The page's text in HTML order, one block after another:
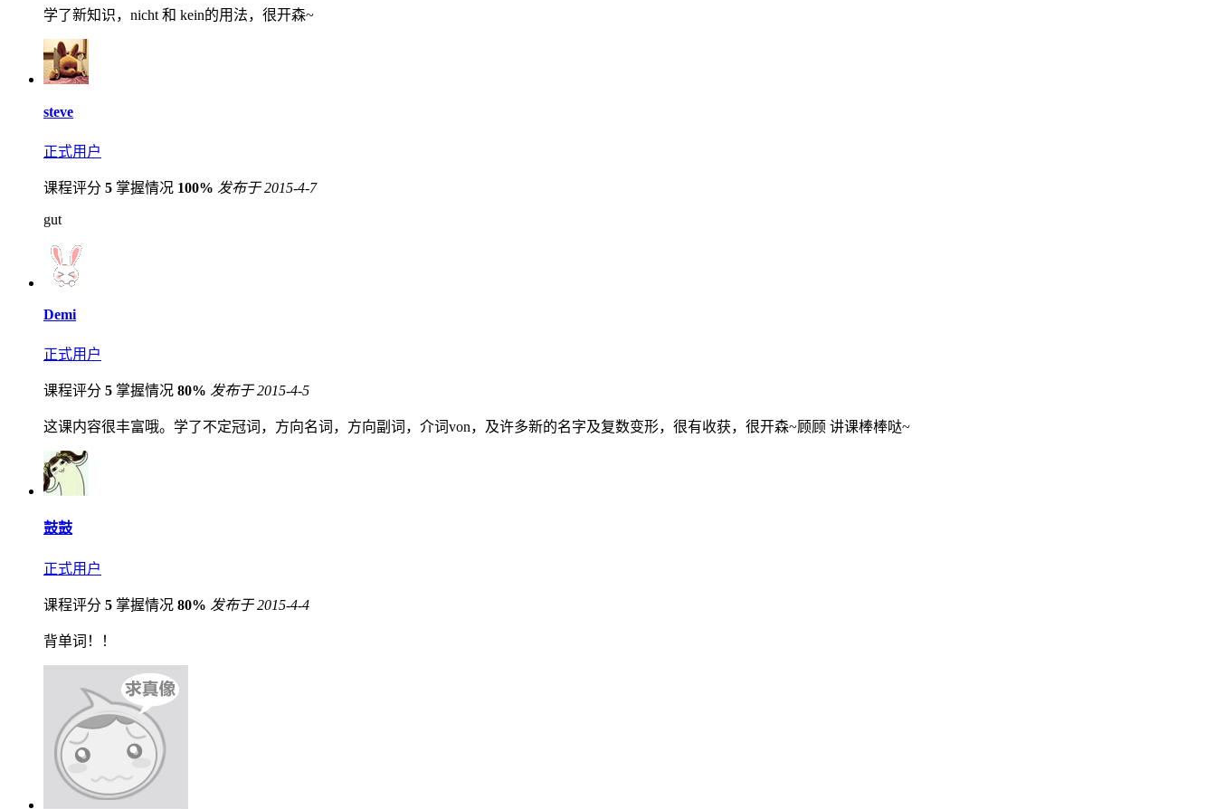
学了新知识，nicht 和 kein的用法，很开森~
steve
正式用户
课程评分 5 掌握情况 100% 发布于 2015-4-7
gut
Demi
正式用户
课程评分 5 掌握情况 80% 发布于 2015-4-5
这课内容很丰富哦。学了不定冠词，方向名词，方向副词，介词von，及许多新的名字及复数变形，很有收获，很开森~顾顾 讲课棒棒哒~
鼓鼓
正式用户
课程评分 5 掌握情况 80% 发布于 2015-4-4
背单词！！